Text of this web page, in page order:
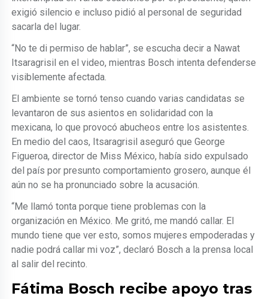
exigió silencio e incluso pidió al personal de seguridad
sacarla del lugar.
“No te di permiso de hablar”, se escucha decir a Nawat
Itsaragrisil en el video, mientras Bosch intenta defenderse
visiblemente afectada.
El ambiente se tornó tenso cuando varias candidatas se
levantaron de sus asientos en solidaridad con la
mexicana, lo que provocó abucheos entre los asistentes.
En medio del caos, Itsaragrisil aseguró que George
Figueroa, director de Miss México, había sido expulsado
del país por presunto comportamiento grosero, aunque él
aún no se ha pronunciado sobre la acusación.
“Me llamó tonta porque tiene problemas con la
organización en México. Me gritó, me mandó callar. El
mundo tiene que ver esto, somos mujeres empoderadas y
nadie podrá callar mi voz”, declaró Bosch a la prensa local
al salir del recinto.
Fátima Bosch recibe apoyo tras